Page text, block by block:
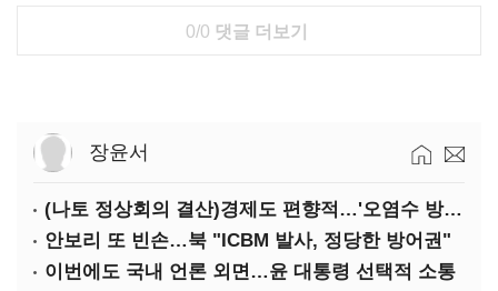
0/0 댓글 더보기
장윤서
(나토 정상회의 결산)경제도 편향적…'오염수 방류'만 용인
안보리 또 빈손…북 "ICBM 발사, 정당한 방어권"
이번에도 국내 언론 외면…윤 대통령 선택적 소통